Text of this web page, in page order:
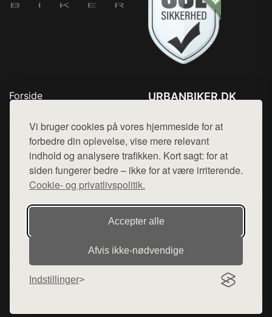
Vi bruger cookies på vores hjemmeside for at
forbedre din oplevelse, vise mere relevant
indhold og analysere trafikken. Kort sagt: for at
siden fungerer bedre – ikke for at være irriterende.
Cookie- og privatlivspolitik.
Accepter alle
Afvis ikke‑nødvendige
Indstillinger
Forside
Top Rabatter
Blog
Kontakt
URBANBIKER.DK
Mail: hej@want.dk
Cookie- og privatlivspolitik
Denne side er en del af want.dk, der udgiver en række
hjemmesider med præsentation af forskellige produkter fra
diverse webshops. Der sælges ikke varer fra denne side - vi
varerne på lager.